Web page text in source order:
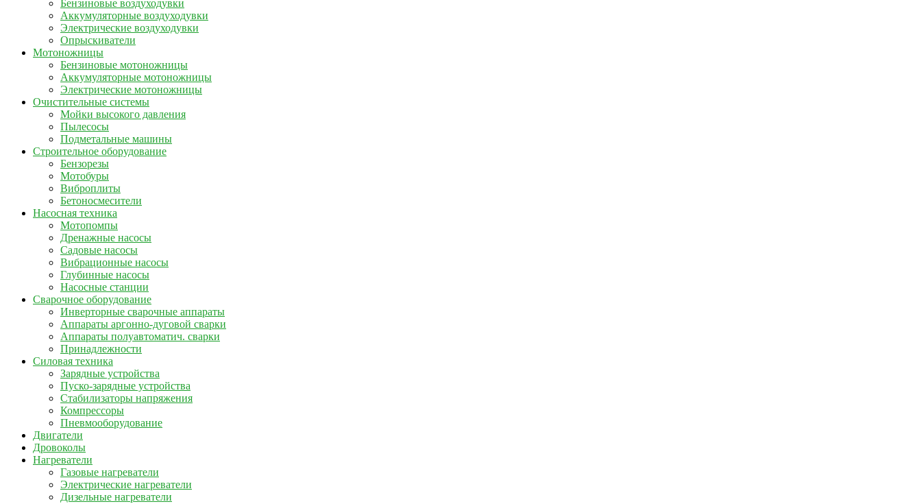
Бензиновые воздуходувки
Аккумуляторные воздуходувки
Электрические воздуходувки
Опрыскиватели
Мотоножницы
Бензиновые мотоножницы
Аккумуляторные мотоножницы
Электрические мотоножницы
Очистительные системы
Мойки высокого давления
Пылесосы
Подметальные машины
Строительное оборудование
Бензорезы
Мотобуры
Виброплиты
Бетоносмесители
Насосная техника
Мотопомпы
Дренажные насосы
Садовые насосы
Вибрационные насосы
Глубинные насосы
Насосные станции
Сварочное оборудование
Инверторные сварочные аппараты
Аппараты аргонно-дуговой сварки
Аппараты полуавтоматич. сварки
Принадлежности
Силовая техника
Зарядные устройства
Пуско-зарядные устройства
Стабилизаторы напряжения
Компрессоры
Пневмооборудование
Двигатели
Дровоколы
Нагреватели
Газовые нагреватели
Электрические нагреватели
Дизельные нагреватели